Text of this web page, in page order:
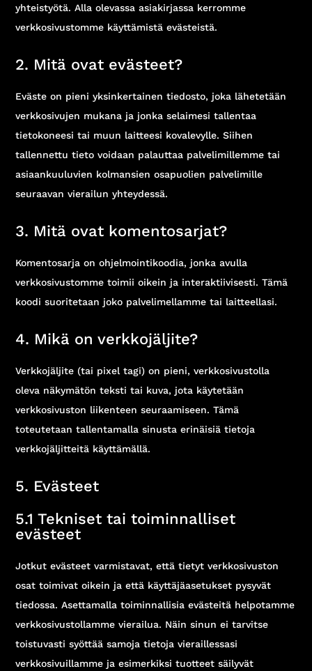
yhteistyötä. Alla olevassa asiakirjassa kerromme
verkkosivustomme käyttämistä evästeistä.
2. Mitä ovat evästeet?
Eväste on pieni yksinkertainen tiedosto, joka lähetetään
verkkosivujen mukana ja jonka selaimesi tallentaa
tietokoneesi tai muun laitteesi kovalevylle. Siihen
tallennettu tieto voidaan palauttaa palvelimillemme tai
asiaankuuluvien kolmansien osapuolien palvelimille
seuraavan vierailun yhteydessä.
3. Mitä ovat komentosarjat?
Komentosarja on ohjelmointikoodia, jonka avulla
verkkosivustomme toimii oikein ja interaktiivisesti. Tämä
koodi suoritetaan joko palvelimellamme tai laitteellasi.
4. Mikä on verkkojäljite?
Verkkojäljite (tai pixel tagi) on pieni, verkkosivustolla
oleva näkymätön teksti tai kuva, jota käytetään
verkkosivuston liikenteen seuraamiseen. Tämä
toteutetaan tallentamalla sinusta erinäisiä tietoja
verkkojäljitteitä käyttämällä.
5. Evästeet
5.1 Tekniset tai toiminnalliset
evästeet
Jotkut evästeet varmistavat, että tietyt verkkosivuston
osat toimivat oikein ja että käyttäjäasetukset pysyvät
tiedossa. Asettamalla toiminnallisia evästeitä helpotamme
verkkosivustollamme vierailua. Näin sinun ei tarvitse
toistuvasti syöttää samoja tietoja vieraillessasi
verkkosivuillamme ja esimerkiksi tuotteet säilyvät